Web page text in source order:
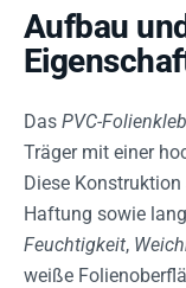
Aufbau
Das PVC-
Träger mit einer
Diese
Haftung sowie
Feuchtigkeit,
weiße